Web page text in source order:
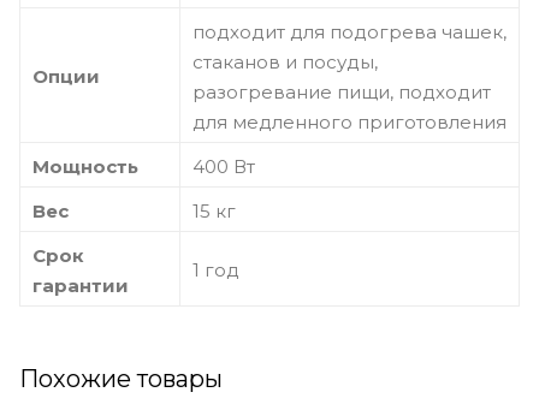
Опции
подходит для подогрева чашек,
стаканов и посуды,
разогревание пищи, подходит
для медленного приготовления
Мощность
400 Вт
Вес
15 кг
Срок
гарантии
1 год
Похожие товары